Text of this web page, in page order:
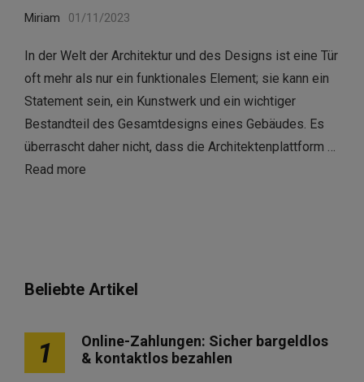
Miriam 01/11/2023
In der Welt der Architektur und des Designs ist eine Tür
oft mehr als nur ein funktionales Element; sie kann ein
Statement sein, ein Kunstwerk und ein wichtiger
Bestandteil des Gesamtdesigns eines Gebäudes. Es
überrascht daher nicht, dass die Architektenplattform …
Read more
Beliebte Artikel
1
Online-Zahlungen: Sicher bargeldlos
& kontaktlos bezahlen